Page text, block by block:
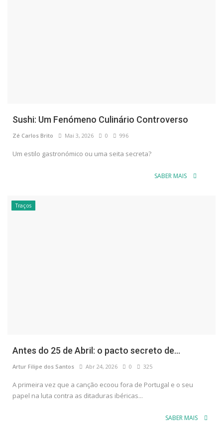
Sushi: Um Fenómeno Culinário Controverso
Zé Carlos Brito Mai 3, 2026 0 996
Um estilo gastronómico ou uma seita secreta?
SABER MAIS
Traços
Antes do 25 de Abril: o pacto secreto de...
Artur Filipe dos Santos Abr 24, 2026 0 325
A primeira vez que a canção ecoou fora de Portugal e o seu
papel na luta contra as ditaduras ibéricas...
SABER MAIS